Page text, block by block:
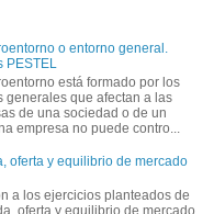
o entorno general.
PESTEL
está formado por los
generales que afectan a las
de una sociedad o de un
empresa no puede contro...
oferta y equilibrio de mercado
a los ejercicios planteados de
oferta y equilibrio de mercado